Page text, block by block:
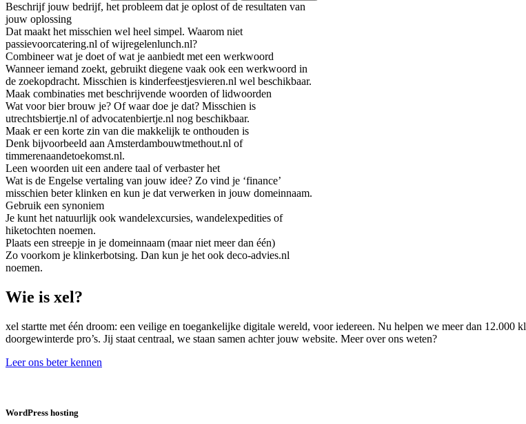
Beschrijf jouw bedrijf, het probleem dat je oplost of de resultaten van
jouw oplossing
Dat maakt het misschien wel heel simpel. Waarom niet
passievoorcatering.nl of wijregelenlunch.nl?
Combineer wat je doet of wat je aanbiedt met een werkwoord
Wanneer iemand zoekt, gebruikt diegene vaak ook een werkwoord in
de zoekopdracht. Misschien is kinderfeestjesvieren.nl wel beschikbaar.
Maak combinaties met beschrijvende woorden of lidwoorden
Wat voor bier brouw je? Of waar doe je dat? Misschien is
utrechtsbiertje.nl of advocatenbiertje.nl nog beschikbaar.
Maak er een korte zin van die makkelijk te onthouden is
Denk bijvoorbeeld aan Amsterdambouwtmethout.nl of
timmerenaandetoekomst.nl.
Leen woorden uit een andere taal of verbaster het
Wat is de Engelse vertaling van jouw idee? Zo vind je ‘finance’
misschien beter klinken en kun je dat verwerken in jouw domeinnaam.
Gebruik een synoniem
Je kunt het natuurlijk ook wandelexcursies, wandelexpedities of
hiketochten noemen.
Plaats een streepje in je domeinnaam (maar niet meer dan één)
Zo voorkom je klinkerbotsing. Dan kun je het ook deco-advies.nl
noemen.
Wie is xel?
xel startte met één droom: een veilige en toegankelijke digitale wereld, voor iedereen. Nu helpen we meer dan 12.000
doorgewinterde pro’s. Jij staat centraal, we staan samen achter jouw website. Meer over ons weten?
Leer ons beter kennen
WordPress hosting